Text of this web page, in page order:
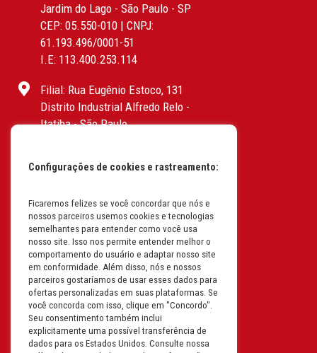
Jardim do Lago - São Paulo - SP
CEP: 05.550-010 | CNPJ:
61.193.496/0001-51
I.E: 113.400.253.114
Filial: Rua Eugênio Estoco, 131
Distrito Industrial Alfredo Relo -
Itatiba - São Paulo
I.E: 382.096.357.1147
Filial: Av. Odila Chaves Rodrigues,
1277
Parque industrial RM - Condomínio
Therapark - Jundiaí - São Paulo
CEP: 13.213-087 | CNPJ:
61.193.496/0018-08
I.E: 407.642.800.114
Filial: Rua em Projeto G, 728 – Letra A
Configurações de cookies e rastreamento:
Ficaremos felizes se você concordar que nós e
nossos parceiros usemos cookies e tecnologias
semelhantes para entender como você usa
nosso site. Isso nos permite entender melhor o
comportamento do usuário e adaptar nosso site
em conformidade. Além disso, nós e nossos
parceiros gostaríamos de usar esses dados para
ofertas personalizadas em suas plataformas. Se
você concorda com isso, clique em "Concordo".
Seu consentimento também inclui
explicitamente uma possível transferência de
dados para os Estados Unidos. Consulte nossa